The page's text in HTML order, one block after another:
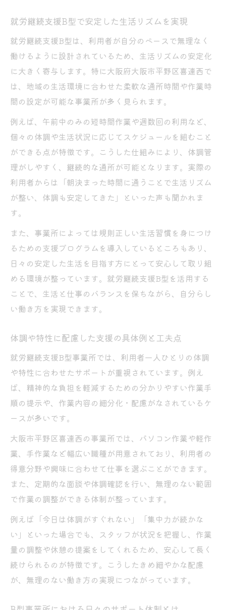
就労継続支援B型で安定した生活リズムを実現
就労継続支援B型は、利用者が自分のペースで無理なく
働けるように設計されているため、生活リズムの安定化
に大きく寄与します。特に大阪府大阪市平野区喜連西で
は、地域の生活環境に合わせた柔軟な通所時間や作業時
間の設定が可能な事業所が多く見られます。
例えば、午前中のみの短時間作業や週数回の利用など、
個々の体調や生活状況に応じてスケジュールを組むこと
ができる点が特徴です。こうした仕組みにより、体調管
理がしやすく、継続的な通所が可能となります。実際の
利用者からは「朝決まった時間に通うことで生活リズム
が整い、体調も安定してきた」といった声も聞かれま
す。
また、事業所によっては規則正しい生活習慣を身につけ
るための支援プログラムを導入しているところもあり、
日々の安定した生活を目指す方にとって安心して取り組
める環境が整っています。就労継続支援B型を活用する
ことで、生活と仕事のバランスを保ちながら、自分らし
い働き方を実現できます。
体調や特性に配慮した支援の具体例と工夫点
就労継続支援B型事業所では、利用者一人ひとりの体調
や特性に合わせたサポートが重視されています。例え
ば、精神的な負担を軽減するための分かりやすい作業手
順の提示や、作業内容の細分化・配慮がなされているケ
ースが多いです。
大阪市平野区喜連西の事業所では、パソコン作業や軽作
業、手作業など幅広い職種が用意されており、利用者の
得意分野や興味に合わせて仕事を選ぶことができます。
また、定期的な面談や体調確認を行い、無理のない範囲
で作業の調整ができる体制が整っています。
例えば「今日は体調がすぐれない」「集中力が続かな
い」といった場合でも、スタッフが状況を把握し、作業
量の調整や休憩の提案をしてくれるため、安心して長く
続けられるのが特徴です。こうしたきめ細やかな配慮
が、無理のない働き方の実現につながっています。